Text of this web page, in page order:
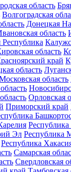
область
Волгоградская
Донецкая
область
Республика
область
край
область
область
Орловская
Приморский край
Эл Республика
Республика
Самарская
Свердловская